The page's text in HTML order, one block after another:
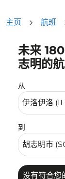
主页 航班
未来
志明的
从
到
没有符合您
没有符合您